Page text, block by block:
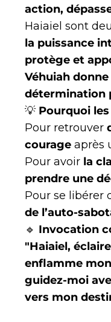
action,
Haiaiel sont
la puissance
protège et
Véhuiah donne
détermination
💡 Pourquoi
Pour retrouver
courage après
Pour avoir la
prendre une
Pour se libérer
de l’auto-
🔹 Invocation
"Haiaiel,
enflamme
guidez-moi
vers mon